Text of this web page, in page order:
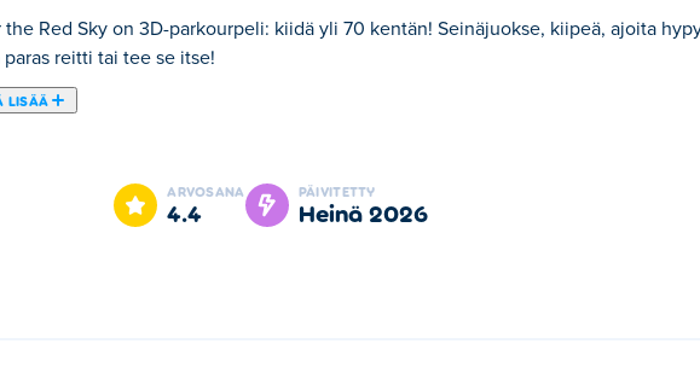
the Red Sky on 3D-parkourpeli: kiidä yli 70 kentän! Seinäjuokse, kiipeä, ajoita
paras reitti tai tee se itse!
LISÄÄ
nopeus on kuningas! Tavoitteesi on saada jokaisen tason loppu
jokainen taso, jokainen taso on leikkipaikka!
ARVOSANA
4.4
PÄIVITETTY
heinä 2026